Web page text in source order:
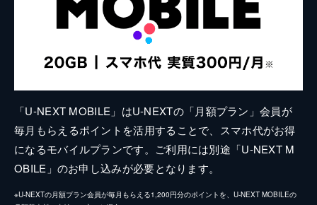
「U-NEXT MOBILE」はU-NEXTの「月額プラン」会員が
毎月もらえるポイントを活用することで、スマホ代がお得
になるモバイルプランです。ご利用には別途「U-NEXT M
OBILE」のお申し込みが必要となります。
※U-NEXTの月額プラン会員が毎月もらえる1,200円分のポイントを、U-NEXT MOBILEの